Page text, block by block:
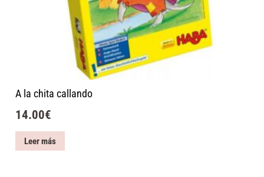
A la chita callando
14.00€
Leer más